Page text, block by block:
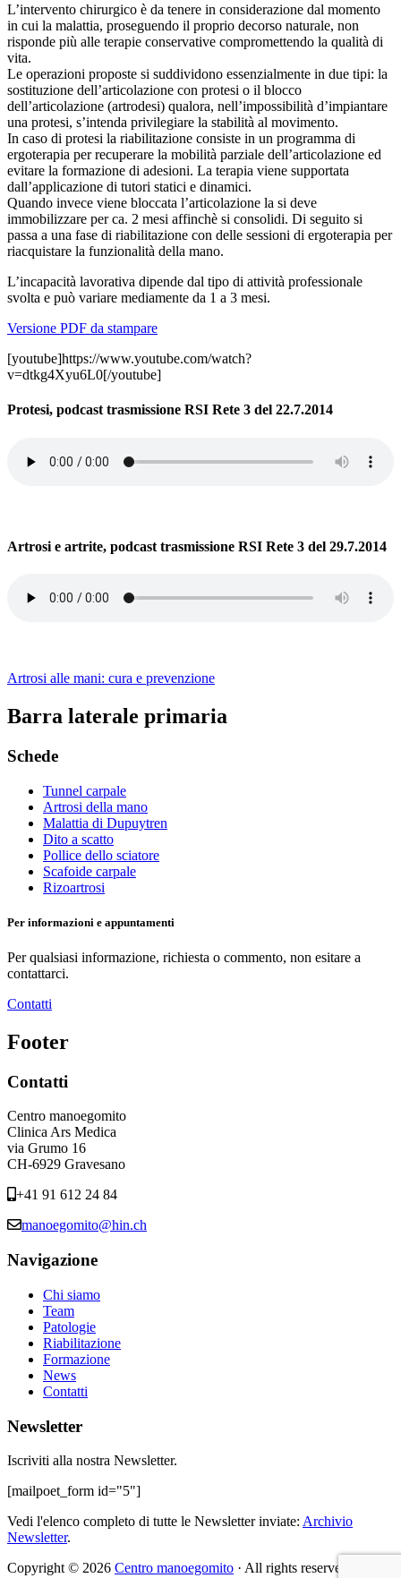
L’intervento chirurgico è da tenere in considerazione dal momento
in cui la malattia, proseguendo il proprio decorso naturale, non
risponde più alle terapie conservative compromettendo la qualità di
vita.
Le operazioni proposte si suddividono essenzialmente in due tipi: la
sostituzione dell’articolazione con protesi o il blocco
dell’articolazione (artrodesi) qualora, nell’impossibilità d’impiantare
una protesi, s’intenda privilegiare la stabilità al movimento.
In caso di protesi la riabilitazione consiste in un programma di
ergoterapia per recuperare la mobilità parziale dell’articolazione ed
evitare la formazione di adesioni. La terapia viene supportata
dall’applicazione di tutori statici e dinamici.
Quando invece viene bloccata l’articolazione la si deve
immobilizzare per ca. 2 mesi affinchè si consolidi. Di seguito si
passa a una fase di riabilitazione con delle sessioni di ergoterapia per
riacquistare la funzionalità della mano.
L’incapacità lavorativa dipende dal tipo di attività professionale
svolta e può variare mediamente da 1 a 3 mesi.
Versione PDF da stampare
[youtube]https://www.youtube.com/watch?
v=dtkg4Xyu6L0[/youtube]
Protesi, podcast trasmissione RSI Rete 3 del 22.7.2014
Artrosi e artrite, podcast trasmissione RSI Rete 3 del 29.7.2014
Artrosi alle mani: cura e prevenzione
Barra laterale primaria
Schede
Tunnel carpale
Artrosi della mano
Malattia di Dupuytren
Dito a scatto
Pollice dello sciatore
Scafoide carpale
Rizoartrosi
Per informazioni e appuntamenti
Per qualsiasi informazione, richiesta o commento, non esitare a
contattarci.
Contatti
Footer
Contatti
Centro manoegomito
Clinica Ars Medica
via Grumo 16
CH-6929 Gravesano
+41 91 612 24 84
manoegomito@hin.ch
Navigazione
Chi siamo
Team
Patologie
Riabilitazione
Formazione
News
Contatti
Newsletter
Iscriviti alla nostra Newsletter.
[mailpoet_form id="5"]
Vedi l'elenco completo di tutte le Newsletter inviate: Archivio
Newsletter.
Copyright © 2026 Centro manoegomito · All rights reserved